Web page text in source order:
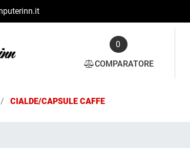
0
COMPARATORE
CIALDE/CAPSULE CAFFE